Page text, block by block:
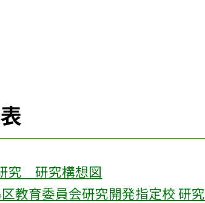
究 研究構想図
区教育委員会研究開発指定校 研